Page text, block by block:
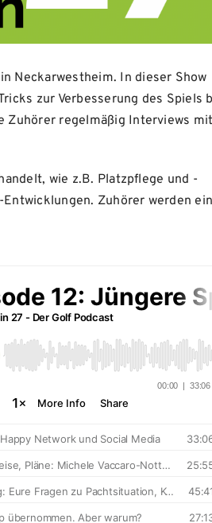
in Neckarwestheim. In dieser Show
zur Verbesserung des Spiels
Zuhörer regelmäßig Interviews mit
wie z.B. Platzpflege und -
Zuhörer werden ein